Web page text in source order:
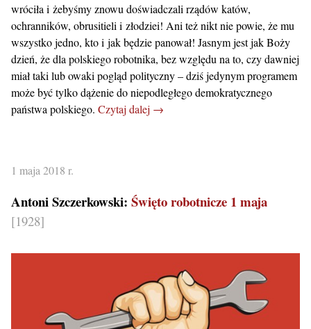
wróciła i żebyśmy znowu doświadczali rządów katów,
ochranników, obrusitieli i złodziei! Ani też nikt nie powie, że mu
wszystko jedno, kto i jak będzie panował! Jasnym jest jak Boży
dzień, że dla polskiego robotnika, bez względu na to, czy dawniej
miał taki lub owaki pogląd polityczny – dziś jedynym programem
może być tylko dążenie do niepodległego demokratycznego
państwa polskiego. Czytaj dalej →
1 maja 2018 r.
Antoni Szczerkowski: Święto robotnicze 1 maja
[1928]